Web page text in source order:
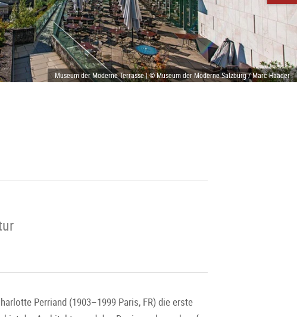
Museum der Moderne Terrasse | © Museum der Moderne Salzburg / Marc Haader
Perriand (1903–1999 Paris, FR) die erste